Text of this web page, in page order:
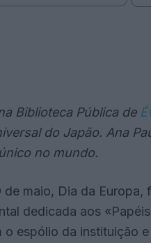
Biblioteca Pública de
do Japão. Ana
no mundo.
de maio, Dia da Europa,
dedicada aos
o espólio da instituição